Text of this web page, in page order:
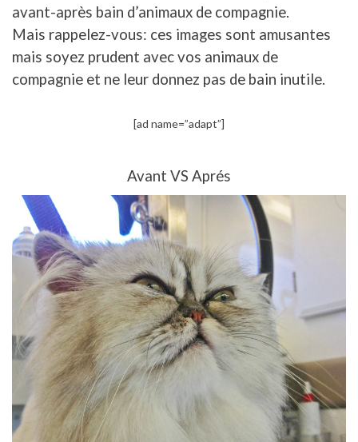
avant-après bain d’animaux de compagnie.
Mais rappelez-vous: ces images sont amusantes
mais soyez prudent avec vos animaux de
compagnie et ne leur donnez pas de bain inutile.
[ad name=”adapt”]
Avant VS Aprés